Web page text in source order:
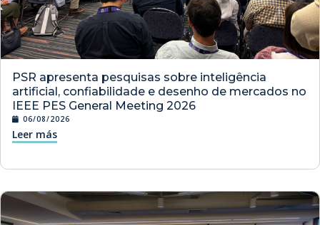
PSR apresenta pesquisas sobre inteligência
artificial, confiabilidade e desenho de mercados no
IEEE PES General Meeting 2026
06/08/2026
Leer más